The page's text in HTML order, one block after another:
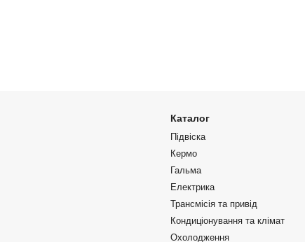
Використовуються для кріплення двигуна, коробки
Задні підрамники Pajero
Забезпечують стабільну роботу задньої підвіски та
Підбір по VIN та доставка
Професійний підбір по VIN-коду, швидка відправка
Каталог
Підвіска
Кермо
Гальма
Електрика
Трансмісія та привід
Кондиціонування та клімат
Охолодження